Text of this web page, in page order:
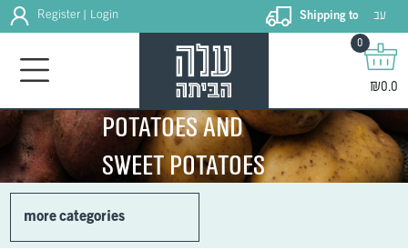
Register Login Shipping to
עב
0
₪0.0
Potatoes and
sweet potatoes
more categories